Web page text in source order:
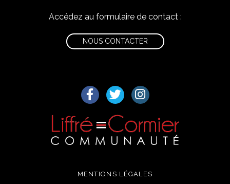
Accédez au formulaire de contact :
NOUS CONTACTER
Lien vers le compte Facebook
Lien vers le compte Twitter
Lien vers le compte
MENTIONS LÉGALES